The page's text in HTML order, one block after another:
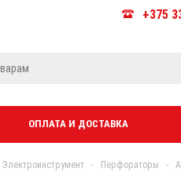
+375
ОПЛАТА И ДОСТАВКА
Электроинструмент - Перфораторы -